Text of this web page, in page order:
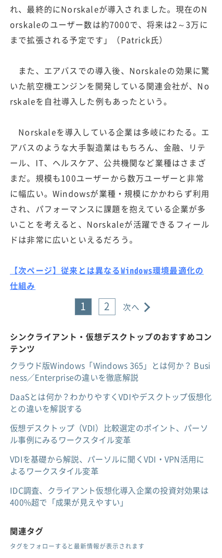
れ、最終的にNorskaleが導入されました。現在のN
orskaleのユーザー数は約7000で、将来は2～3万に
まで拡張される予定です」（Patrick氏）
また、エアバスでの導入後、Norskaleの効果に驚
いた航空機エンジンを開発している関連会社が、No
rskaleを自社導入した例もあったという。
Norskaleを導入している企業は多岐にわたる。エ
アバスのような大手製造業はもちろん、金融、リテ
ール、IT、ヘルスケア、公共機関など業種はさまざ
まだ。規模も100ユーザーから数万ユーザーと非常
に幅広い。Windowsが業種・規模にかかわらず利用
され、パフォーマンスに課題を抱えている企業が多
いことを考えると、Norskaleが活躍できるフィール
ドは非常に広いといえるだろう。
【次ページ】従来とは異なるWindows環境最適化の
仕組み
1 2 次へ
シンクライアント・仮想デスクトップのおすすめコン
テンツ
クラウド版Windows「Windows 365」とは何か？ Busi
ness／Enterpriseの違いを徹底解説
DaaSとは何か？わかりやすくVDIやデスクトップ仮想化
との違いを解説する
仮想デスクトップ（VDI）比較選定のポイント、パーソ
ル事例にみるワークスタイル変革
VDIを基礎から解説、パーソルに聞くVDI・VPN活用に
よるワークスタイル変革
IDC調査、クライアント仮想化導入企業の投資対効果は
400%超で「成果が見えやすい」
関連タグ
タグをフォローすると最新情報が表示されます